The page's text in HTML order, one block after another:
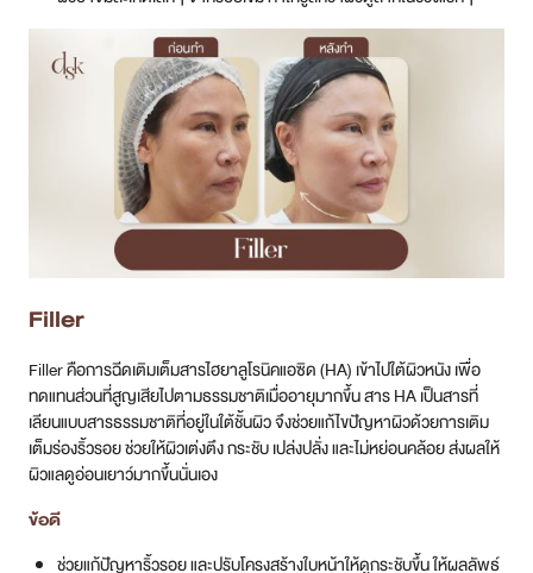
Filler
Filler คือการฉีดเติมเต็มสารไฮยาลูโรนิคแอซิด (HA) เข้าไปใต้ผิวหนัง เพื่อ
ทดแทนส่วนที่สูญเสียไปตามธรรมชาติเมื่ออายุมากขึ้น สาร HA เป็นสารที่
เลียนแบบสารธรรมชาติที่อยู่ในใต้ชั้นผิว จึงช่วยแก้ไขปัญหาผิวด้วยการเติม
เต็มร่องริ้วรอย ช่วยให้ผิวเต่งตึง กระชับ เปล่งปลั่ง และไม่หย่อนคล้อย ส่งผลให้
ผิวแลดูอ่อนเยาว์มากขึ้นนั่นเอง
ข้อดี
ช่วยแก้ปัญหาริ้วรอย และปรับโครงสร้างใบหน้าให้ดูกระชับขึ้น ให้ผลลัพธ์